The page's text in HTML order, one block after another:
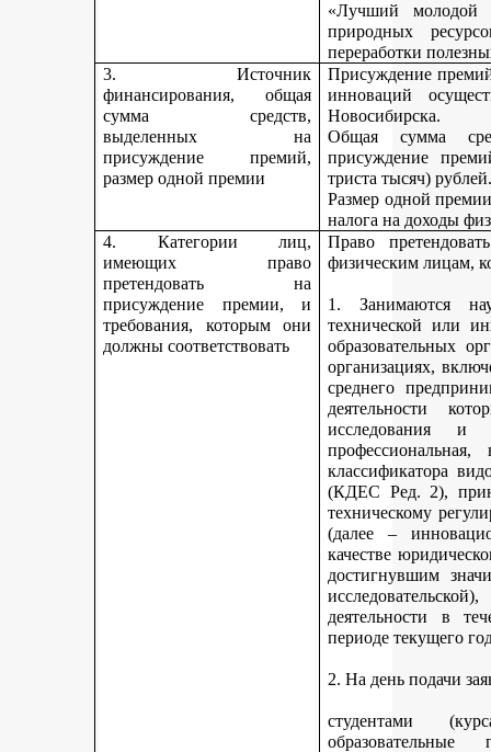
«Лучший молодой
природных
переработки
3. Источник
финансирования, общая
сумма средств,
выделенных на
присуждение премий,
размер одной премии
Присуждение
инноваций
Новосибирска.
Общая сумма
присуждение
триста тысяч)
Размер одной
налога на доходы
4. Категории лиц,
имеющих право
претендовать на
присуждение премии, и
требования, которым они
должны соответствовать
Право
физическим лицам,
1. Занимаются
технической или
образовательных
организациях,
среднего
деятельности
исследования и
классификатора
(КДЕС Ред. 2),
техническому
(далее –
качестве
достигнувшим
деятельности в
периоде текущего
2. На день подачи
студентами
образовательные